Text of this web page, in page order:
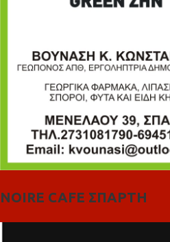
NOIRE CAFE ΣΠΑΡΤΗ